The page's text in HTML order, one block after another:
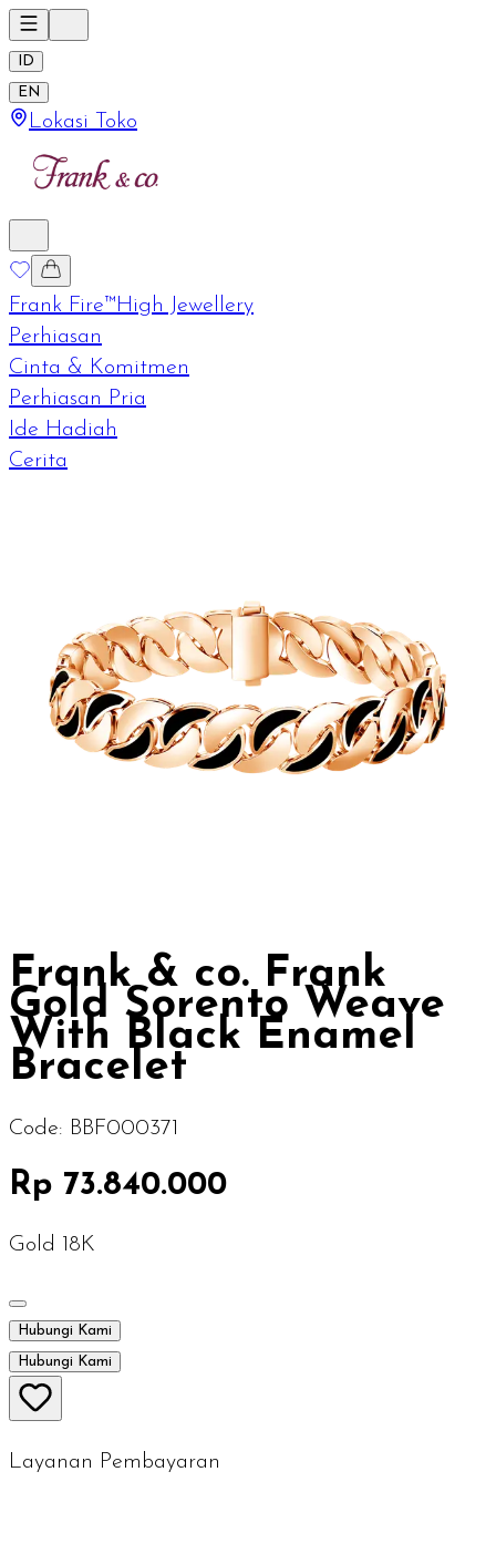
ID
EN
Lokasi Toko
Frank Fire™High Jewellery
Perhiasan
Cinta & Komitmen
Perhiasan Pria
Ide Hadiah
Cerita
Frank & co. Frank
Gold Sorento Weave
With Black Enamel
Bracelet
Code: BBF000371
Rp 73.840.000
Gold 18K
Hubungi Kami
Hubungi Kami
Layanan Pembayaran